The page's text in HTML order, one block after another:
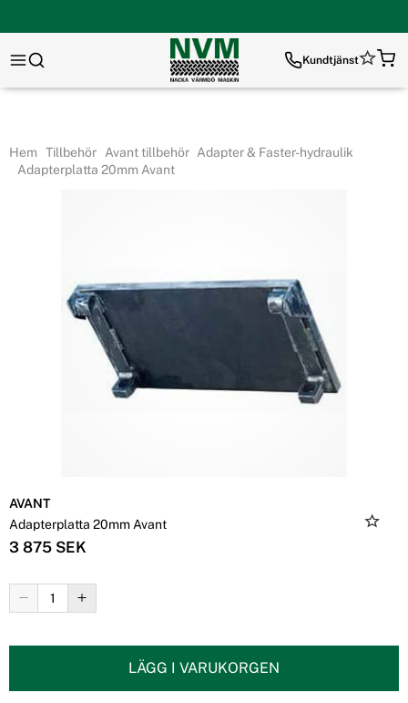
Kundtjänst
Hem Tillbehör Avant tillbehör Adapter & Faster-hydraulik
Adapterplatta 20mm Avant
AVANT
Adapterplatta 20mm Avant
3 875 SEK
LÄGG I VARUKORGEN